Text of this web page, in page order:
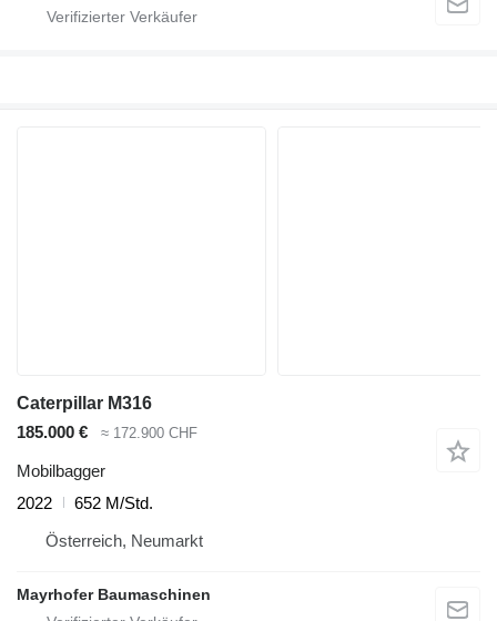
Caterpillar M316
185.000 €
≈ 172.900 CHF
Mobilbagger
2022
652 M/Std.
Österreich, Neumarkt
Mayrhofer Baumaschinen